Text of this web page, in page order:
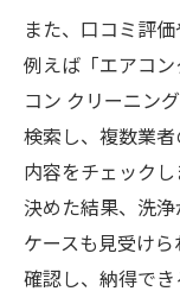
また、口コミ評
例えば「エアコ
コン クリーニン
検索し、複数業
内容をチェック
決めた結果、洗
ケースも見受け
確認し、納得でき